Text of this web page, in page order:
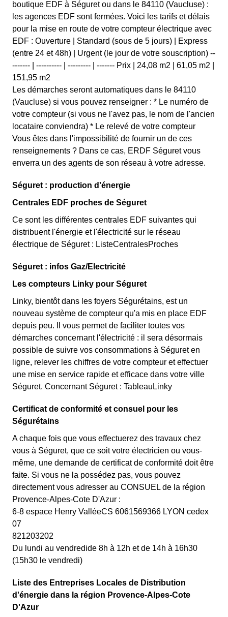
boutique EDF à Séguret ou dans le 84110 (Vaucluse) :
les agences EDF sont fermées. Voici les tarifs et délais
pour la mise en route de votre compteur électrique avec
EDF : Ouverture | Standard (sous de 5 jours) | Express
(entre 24 et 48h) | Urgent (le jour de votre souscription) --
------- | ---------- | --------- | ------- Prix | 24,08 m2 | 61,05 m2 |
151,95 m2
Les démarches seront automatiques dans le 84110
(Vaucluse) si vous pouvez renseigner : * Le numéro de
votre compteur (si vous ne l'avez pas, le nom de l'ancien
locataire conviendra) * Le relevé de votre compteur
Vous êtes dans l'impossibilité de fournir un de ces
renseignements ? Dans ce cas, ERDF Séguret vous
enverra un des agents de son réseau à votre adresse.
Séguret : production d'énergie
Centrales EDF proches de Séguret
Ce sont les différentes centrales EDF suivantes qui
distribuent l'énergie et l'électricité sur le réseau
électrique de Séguret : ListeCentralesProches
Séguret : infos Gaz/Electricité
Les compteurs Linky pour Séguret
Linky, bientôt dans les foyers Ségurétains, est un
nouveau système de compteur qu'a mis en place EDF
depuis peu. Il vous permet de faciliter toutes vos
démarches concernant l'électricité : il sera désormais
possible de suivre vos consommations à Séguret en
ligne, relever les chiffres de votre compteur et effectuer
une mise en service rapide et efficace dans votre ville
Séguret. Concernant Séguret : TableauLinky
Certificat de conformité et consuel pour les
Ségurétains
A chaque fois que vous effectuerez des travaux chez
vous à Séguret, que ce soit votre électricien ou vous-
même, une demande de certificat de conformité doit être
faite. Si vous ne la possédez pas, vous pouvez
directement vous adresser au CONSUEL de la région
Provence-Alpes-Cote D'Azur :
6-8 espace Henry ValléeCS 6061569366 LYON cedex
07
821203202
Du lundi au vendredide 8h à 12h et de 14h à 16h30
(15h30 le vendredi)
Liste des Entreprises Locales de Distribution
d'énergie dans la région Provence-Alpes-Cote
D'Azur